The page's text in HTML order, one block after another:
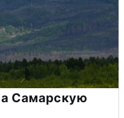
Самарскую